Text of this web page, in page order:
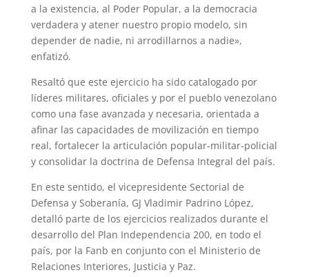
a la existencia, al Poder Popular, a la democracia
verdadera y atener nuestro propio modelo, sin
depender de nadie, ni arrodillarnos a nadie»,
enfatizó.
Resaltó que este ejercicio ha sido catalogado por
líderes militares, oficiales y por el pueblo venezolano
como una fase avanzada y necesaria, orientada a
afinar las capacidades de movilización en tiempo
real, fortalecer la articulación popular-militar-policial
y consolidar la doctrina de Defensa Integral del país.
En este sentido, el vicepresidente Sectorial de
Defensa y Soberanía, GJ Vladimir Padrino López,
detalló parte de los ejercicios realizados durante el
desarrollo del Plan Independencia 200, en todo el
país, por la Fanb en conjunto con el Ministerio de
Relaciones Interiores, Justicia y Paz.